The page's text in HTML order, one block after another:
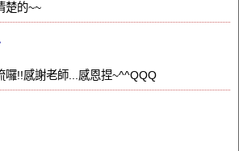
楚的~~
囉!!感謝老師...感恩捏~^^QQQ